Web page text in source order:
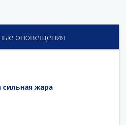
оповещения
жара